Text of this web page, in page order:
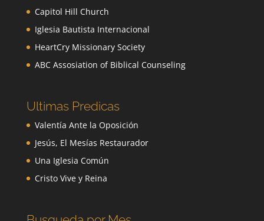
Capitol Hill Church
Iglesia Bautista Internacional
HeartCry Missionary Society
ABC Assosiation of Biblical Counseling
Ultimas Predicas
Valentía Ante la Oposición
Jesús, El Mesías Restaurador
Una Iglesia Común
Cristo Vive y Reina